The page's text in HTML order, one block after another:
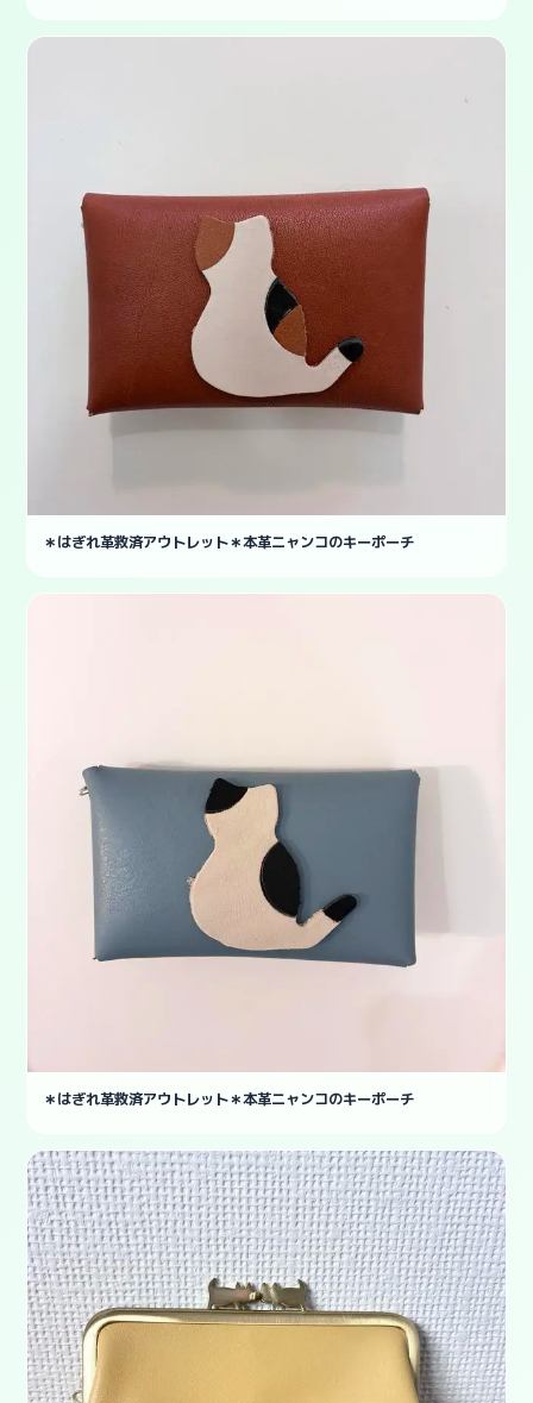
＊はぎれ革救済アウトレット＊本革ニャンコのキーポーチ
＊はぎれ革救済アウトレット＊本革ニャンコのキーポーチ